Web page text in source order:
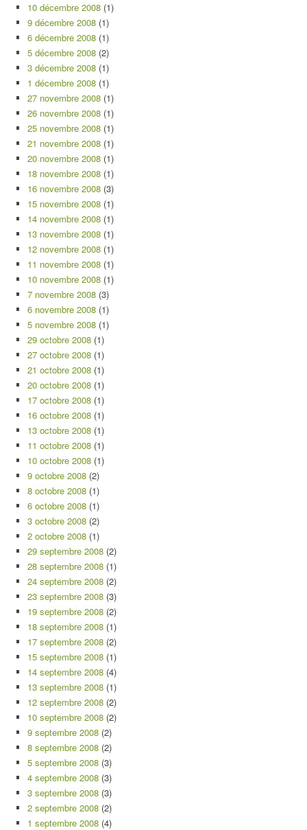
10 décembre 2008 (1)
9 décembre 2008 (1)
6 décembre 2008 (1)
5 décembre 2008 (2)
3 décembre 2008 (1)
1 décembre 2008 (1)
27 novembre 2008 (1)
26 novembre 2008 (1)
25 novembre 2008 (1)
21 novembre 2008 (1)
20 novembre 2008 (1)
18 novembre 2008 (1)
16 novembre 2008 (3)
15 novembre 2008 (1)
14 novembre 2008 (1)
13 novembre 2008 (1)
12 novembre 2008 (1)
11 novembre 2008 (1)
10 novembre 2008 (1)
7 novembre 2008 (3)
6 novembre 2008 (1)
5 novembre 2008 (1)
29 octobre 2008 (1)
27 octobre 2008 (1)
21 octobre 2008 (1)
20 octobre 2008 (1)
17 octobre 2008 (1)
16 octobre 2008 (1)
13 octobre 2008 (1)
11 octobre 2008 (1)
10 octobre 2008 (1)
9 octobre 2008 (2)
8 octobre 2008 (1)
6 octobre 2008 (1)
3 octobre 2008 (2)
2 octobre 2008 (1)
29 septembre 2008 (2)
28 septembre 2008 (1)
24 septembre 2008 (2)
23 septembre 2008 (3)
19 septembre 2008 (2)
18 septembre 2008 (1)
17 septembre 2008 (2)
15 septembre 2008 (1)
14 septembre 2008 (4)
13 septembre 2008 (1)
12 septembre 2008 (2)
10 septembre 2008 (2)
9 septembre 2008 (2)
8 septembre 2008 (2)
5 septembre 2008 (3)
4 septembre 2008 (3)
3 septembre 2008 (3)
2 septembre 2008 (2)
1 septembre 2008 (4)